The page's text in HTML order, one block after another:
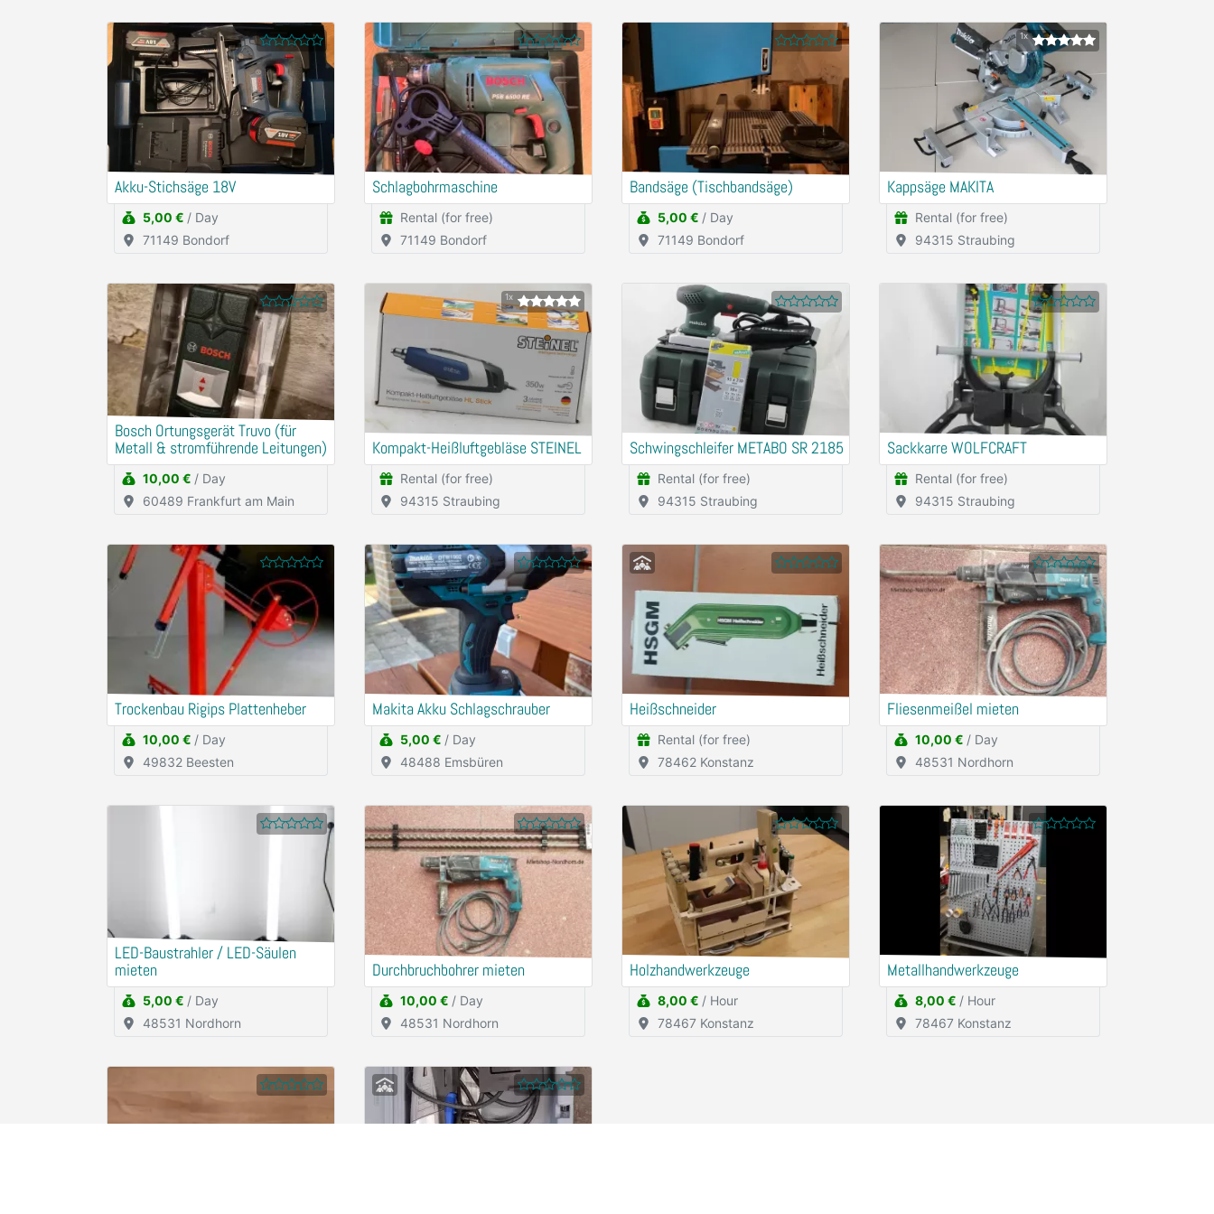
Akku-Stichsäge 18V
5,00 € / Day
71149 Bondorf
Schlagbohrmaschine
Rental (for free)
71149 Bondorf
Bandsäge (Tischbandsäge)
5,00 € / Day
71149 Bondorf
1x
Kappsäge MAKITA
Rental (for free)
94315 Straubing
Bosch Ortungsgerät Truvo (für
Metall & stromführende Leitungen)
10,00 € / Day
60489 Frankfurt am Main
1x
Kompakt-Heißluftgebläse STEINEL
Rental (for free)
94315 Straubing
Schwingschleifer METABO SR 2185
Rental (for free)
94315 Straubing
Sackkarre WOLFCRAFT
Rental (for free)
94315 Straubing
Trockenbau Rigips Plattenheber
10,00 € / Day
49832 Beesten
Makita Akku Schlagschrauber
5,00 € / Day
48488 Emsbüren
Heißschneider
Rental (for free)
78462 Konstanz
Fliesenmeißel mieten
10,00 € / Day
48531 Nordhorn
LED-Baustrahler / LED-Säulen
mieten
5,00 € / Day
48531 Nordhorn
Durchbruchbohrer mieten
10,00 € / Day
48531 Nordhorn
Holzhandwerkzeuge
8,00 € / Hour
78467 Konstanz
Metallhandwerkzeuge
8,00 € / Hour
78467 Konstanz